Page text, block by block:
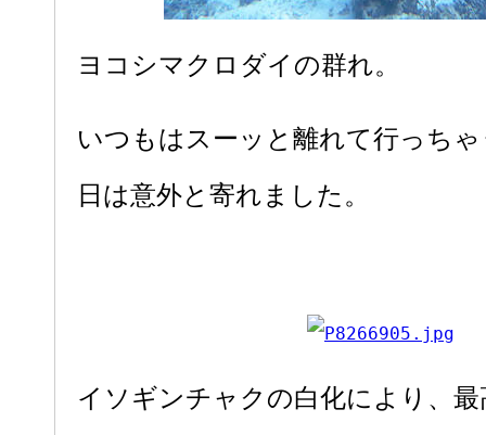
ヨコシマクロダイの群れ。
いつもはスーッと離れて行っち
日は意外と寄れました。
イソギンチャクの白化により、